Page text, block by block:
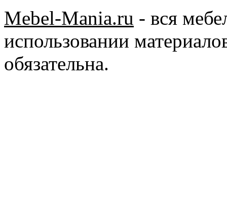
Mebel-Mania.ru - вся
использовании
обязательна.